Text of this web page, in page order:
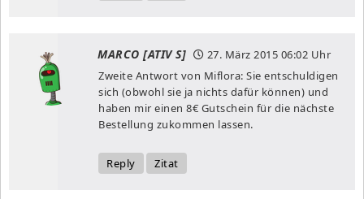
MARCO [ATIV S] 27. März 2015 06:02 Uhr
Zweite Antwort von Miflora: Sie entschuldigen
sich (obwohl sie ja nichts dafür können) und
haben mir einen 8€ Gutschein für die nächste
Bestellung zukommen lassen.
Reply Zitat